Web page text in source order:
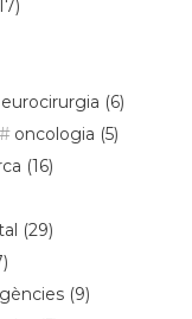
(6)
oncologia (5)
(16)
(29)
(9)